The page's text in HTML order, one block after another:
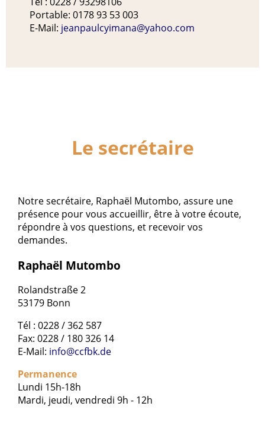
Portable: 0178 93 53 003
E-Mail: jeanpaulcyimana@yahoo.com
Le secrétaire
Notre secrétaire, Raphaël Mutombo, assure une
présence pour vous accueillir, être à votre écoute,
répondre à vos questions, et recevoir vos
demandes.
Raphaël Mutombo
Rolandstraße 2
53179 Bonn
Tél : 0228 / 362 587
Fax: 0228 / 180 326 14
E-Mail: info@ccfbk.de
Permanence
Lundi 15h-18h
Mardi, jeudi, vendredi 9h - 12h